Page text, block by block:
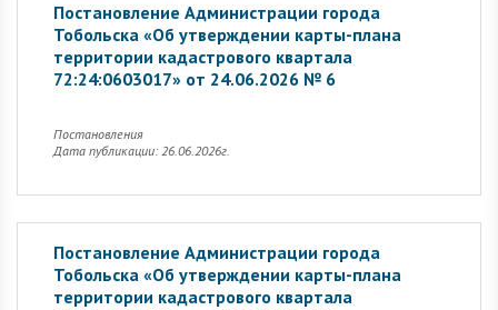
Постановление Администрации города
Тобольска «Об утверждении карты-плана
территории кадастрового квартала
72:24:0603017» от 24.06.2026 № 6
Постановления
Дата публикации: 26.06.2026г.
Постановление Администрации города
Тобольска «Об утверждении карты-плана
территории кадастрового квартала